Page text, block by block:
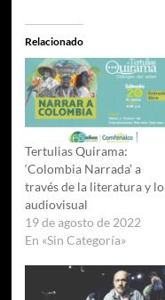
Relacionado
Tertulias Quirama:
‘Colombia Narrada’ a
través de la literatura y lo
audiovisual
19 de agosto de 2022
En «Sin Categoría»